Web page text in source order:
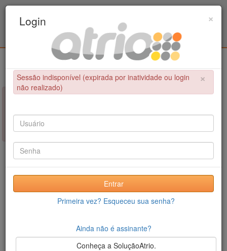
Civil / UPE
×
NÃO FOI POSSÍVEL CONCLUIR A OPERAÇÃO
Sessão indisponível (expirada por inatividade ou login não
realizado)
×
Login
×
Sessão indisponível (expirada por inatividade ou login
não realizado)
Entrar
Primeira vez? Esqueceu sua senha?
Ainda não é assinante?
Conheça a SoluçãoAtrio.